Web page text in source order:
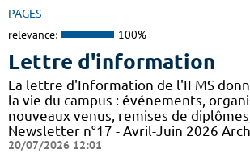
PAGES
relevance: 100%
Lettre d'information
La lettre d'Information de l'IFMS
la vie du campus : événements,
nouveaux venus, remises de diplômes,
Newsletter n°17 - Avril-Juin 2026
20/07/2026 12:01